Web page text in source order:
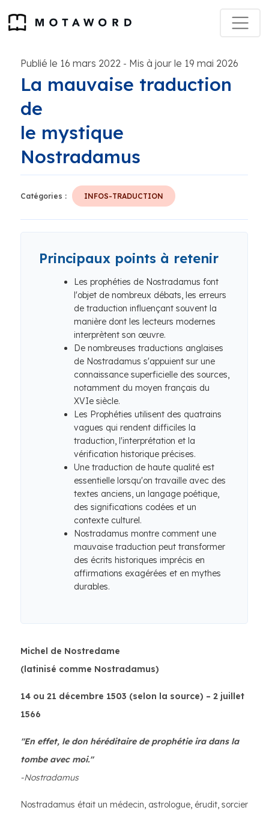
Publié le 16 mars 2022 - Mis à jour le 19 mai 2026
La mauvaise traduction
de
le mystique
Nostradamus
Catégories : INFOS-TRADUCTION
Principaux points à retenir
Les prophéties de Nostradamus font
l'objet de nombreux débats, les erreurs
de traduction influençant souvent la
manière dont les lecteurs modernes
interprètent son œuvre.
De nombreuses traductions anglaises
de Nostradamus s'appuient sur une
connaissance superficielle des sources,
notamment du moyen français du
XVIe siècle.
Les Prophéties utilisent des quatrains
vagues qui rendent difficiles la
traduction, l'interprétation et la
vérification historique précises.
Une traduction de haute qualité est
essentielle lorsqu'on travaille avec des
textes anciens, un langage poétique,
des significations codées et un
contexte culturel.
Nostradamus montre comment une
mauvaise traduction peut transformer
des écrits historiques imprécis en
affirmations exagérées et en mythes
durables.
Michel de Nostredame
(latinisé comme Nostradamus)
14 ou 21 décembre 1503 (selon la source) – 2 juillet
1566
"En effet, le don héréditaire de prophétie ira dans la
tombe avec moi."
-Nostradamus
Nostradamus était un médecin, astrologue, érudit, sorcier